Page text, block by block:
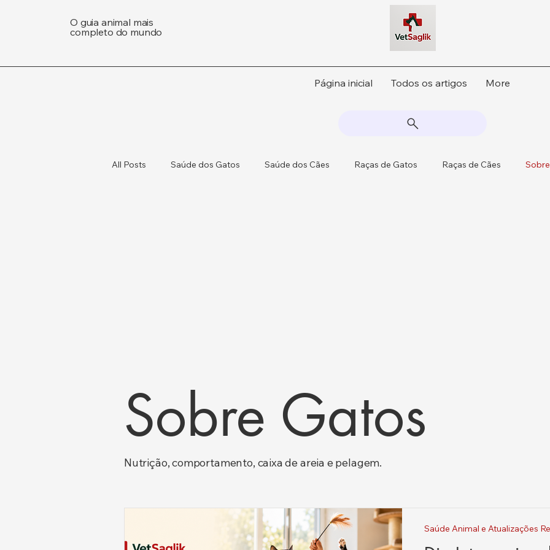
O guia animal mais
completo do mundo
Página inicial Todos os artigos More
All Posts Saúde dos Gatos Saúde dos Cães Raças de Gatos Raças de Cães
Sobre Gatos
Nutrição, comportamento, caixa de areia e pelagem.
Saúde Animal e Atualizações